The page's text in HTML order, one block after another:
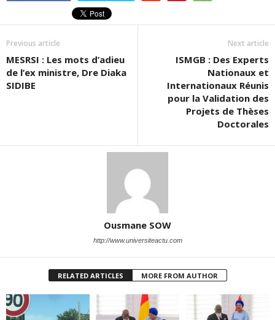
Previous article
MESRSI : Les mots d’adieu
de l’ex ministre, Dre Diaka
SIDIBE
Next article
ISMGB : Des Experts
Nationaux et
Internationaux Réunis
pour la Validation des
Projets de Thèses
Doctorales
Ousmane SOW
http://www.universiteactu.com
RELATED ARTICLES MORE FROM AUTHOR